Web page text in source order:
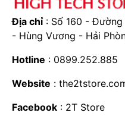
Địa chỉ: Số 160 - Đường
- Hùng Vương - Hải
Hotline : 0899.252.885
Website :
Facebook : 2T Store